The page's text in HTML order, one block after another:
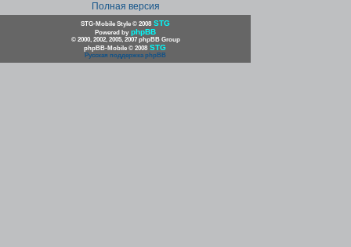
Полная версия
STG-Mobile Style © 2008 STG
Powered by phpBB
© 2000, 2002, 2005, 2007 phpBB Group
phpBB-Mobile © 2008 STG
Русская поддержка phpBB